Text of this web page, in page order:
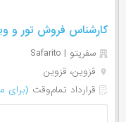
کارشناس فروش تور و
سفریتو | Safarito
قزوین، قزوین
قرارداد تمام‌وقت (برای